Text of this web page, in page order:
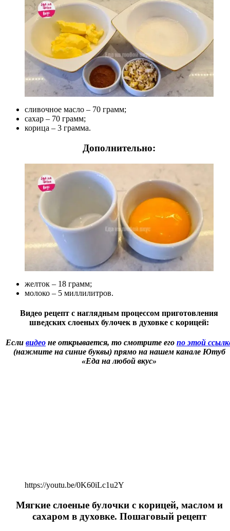
сливочное масло – 70 грамм;
сахар – 70 грамм;
корица – 3 грамма.
Дополнительно:
желток – 18 грамм;
молоко – 5 миллилитров.
Видео рецепт с наглядным процессом приготовления
шведских слоеных булочек в духовке с корицей:
Если видео не открывается, то смотрите его по этой
(нажмите на синие буквы) прямо на нашем канале Ютуб
«Еда на любой вкус»
https://youtu.be/0K60iLc1u2Y
Мягкие слоеные булочки с корицей, маслом и
сахаром в духовке. Пошаговый рецепт